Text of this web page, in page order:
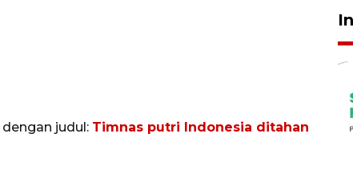
judul: Timnas putri Indonesia ditahan